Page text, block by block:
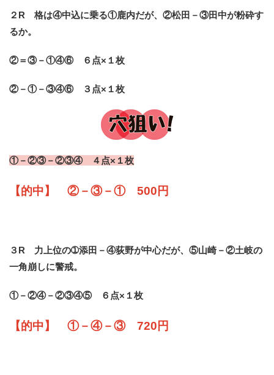
２R 格は④中込に乗る①鹿内だが、②松田－③田中が粉砕す
るか。
②＝③－①④⑥ ６点×１枚
②－①－③④⑥ ３点×１枚
①－②③－②③④ ４点×１枚
【的中】 ②－③－① 500円
３R 力上位の➀添田－④荻野が中心だが、⑤山崎－②土岐の
一角崩しに警戒。
①－②④－②③④⑤ ６点×１枚
【的中】 ①－④－③ 720円